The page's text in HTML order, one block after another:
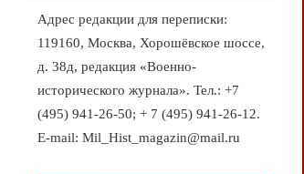
Адрес редакции для переписки:
119160, Москва, Хорошёвское шоссе,
д. 38д, редакция «Военно-
исторического журнала». Тел.: +7
(495) 941-26-50; + 7 (495) 941-26-12.
E-mail: Mil_Hist_magazin@mail.ru